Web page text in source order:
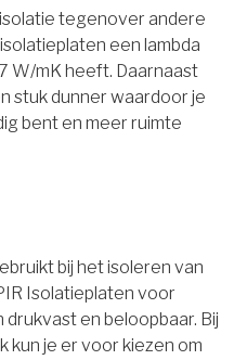
tegenover andere
een lambda
W/mK heeft. Daarnaast
stuk dunner waardoor je
bent en meer ruimte
bij het isoleren van
Isolatieplaten voor
drukvast en beloopbaar. Bij
kun je er voor kiezen om